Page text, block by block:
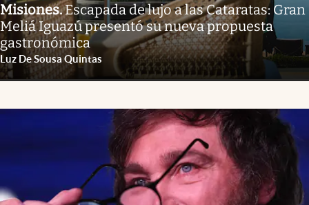
Misiones.Escapada de lujo a las Cataratas: Gran
Meliá Iguazú presentó su nueva propuesta
gastronómica
Luz De Sousa Quintas